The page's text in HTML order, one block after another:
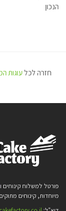
הנכון
חזרה לכלעוגות
פורטל למשלוח קינוחים ו
מיוחדות, קינוחים